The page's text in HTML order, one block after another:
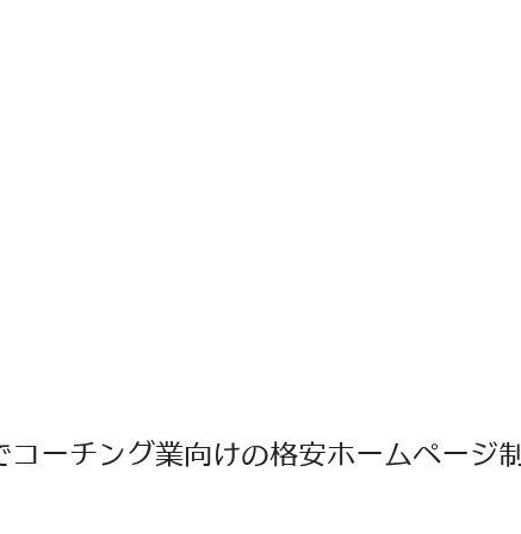
コーチング業向けの格安ホームページ